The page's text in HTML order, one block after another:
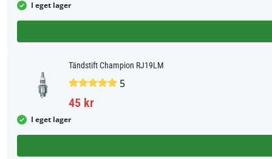
I eget lager
Tändstift Champion RJ19LM
5
45 kr
I eget lager